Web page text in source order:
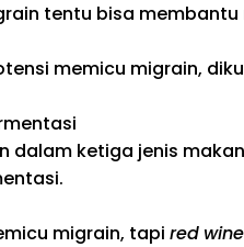
tentu bisa membantu
memicu migrain,
dalam ketiga jenis
migrain, tapi red wine